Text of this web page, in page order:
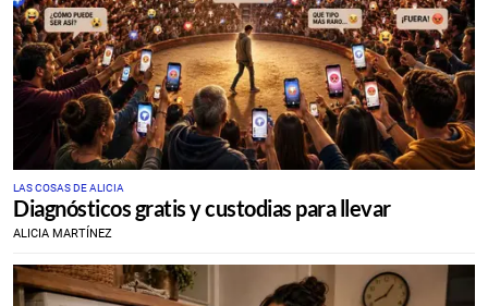
LAS COSAS DE ALICIA
Diagnósticos gratis y custodias para llevar
ALICIA MARTÍNEZ